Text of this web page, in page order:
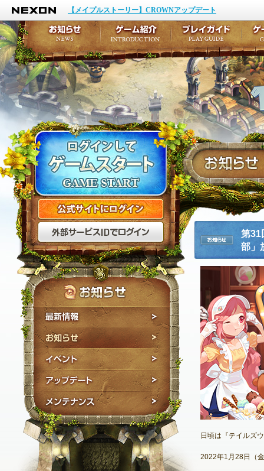
NEXON
【メイプルストーリー】CROWNアップデート
公式サイトにログイン
外部サービスIDでログ
最新情報
お知らせ
イベント
アップデート
メンテナンス
第31
部」
日頃は『テイルズ
2022年1月28日（
お知らせ
イベント
アップデート
メンテナンス
ゲーム紹介
キャラクター作成
テイルズ初級者講座
ここだけは知ってお